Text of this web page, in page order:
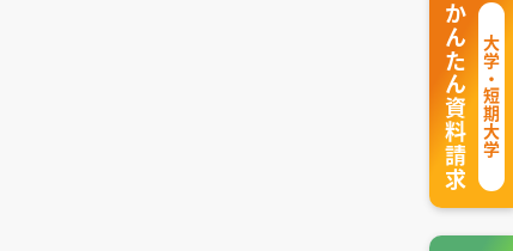
大学・短期大学
かんたん資料請求